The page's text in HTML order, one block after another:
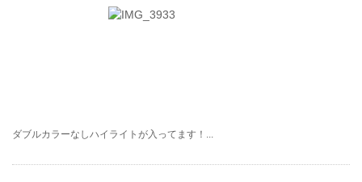
ダブルカラーなしハイライトが入ってます！...